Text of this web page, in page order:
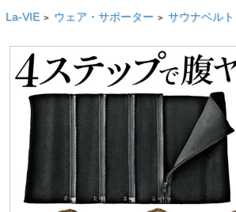
La-VIE > ウェア・サポーター > サウナベルト